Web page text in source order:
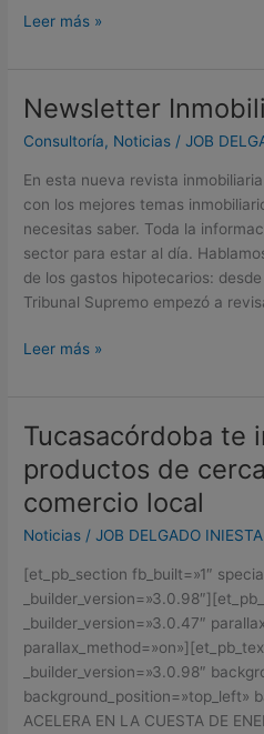
Leer más »
Newsletter
Consultoría, Noticias /JOB
En esta nueva revista
con los mejores temas
necesitas saber. Toda la
sector para estar al día.
de los gastos hipotecarios:
Tribunal Supremo empezó a
Newsletter
Marzo
2021
Leer más »
Tucasacórdoba te
productos de
comercio local
Noticias /JOB DELGADO INIESTA
[et_pb_section fb_built=»1″
_builder_version=»3.0.47″
_builder_version=»3.0.98″
background_position=»top_left»
ACELERA EN LA CUESTA DE
Tucasacórdoba
invita
a
consumir
de
cercanía
en
el
comercio
local